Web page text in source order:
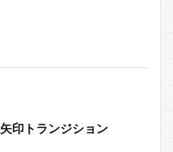
矢印トランジション